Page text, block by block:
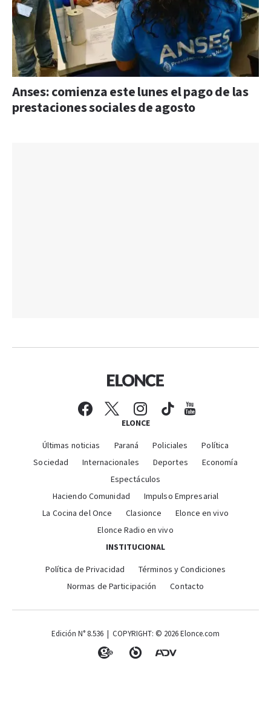
Anses: comienza este lunes el pago de las
prestaciones sociales de agosto
ELONCE
Últimas noticias Paraná Policiales
Política
Sociedad
Internacionales Deportes
Economía
Espectáculos
Haciendo Comunidad
Impulso Empresarial
La Cocina del Once
Clasionce
Elonce en vivo
Elonce Radio en vivo
INSTITUCIONAL
Política de Privacidad
Términos y Condiciones
Normas de Participación
Contacto
Edición N° 8.536 | COPYRIGHT: © 2026 Elonce.com